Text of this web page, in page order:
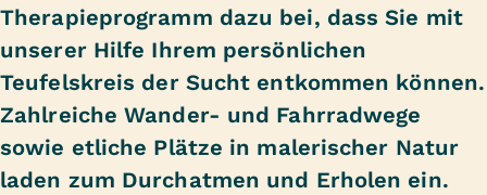
Therapieprogramm dazu bei, dass Sie mit
unserer Hilfe Ihrem persönlichen
Teufelskreis der Sucht entkommen können.
Zahlreiche Wander- und Fahrradwege
sowie etliche Plätze in malerischer Natur
laden zum Durchatmen und Erholen ein.